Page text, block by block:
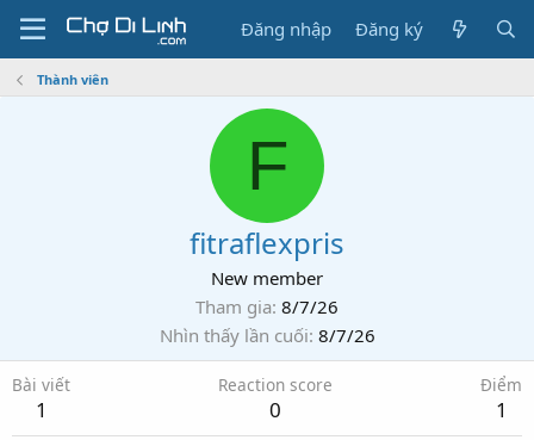
Đăng nhập Đăng ký
Thành viên
F
fitraflexpris
New member
Tham gia 8/7/26
Nhìn thấy lần cuối 8/7/26
Bài viết
1
Reaction score
0
Điểm
1